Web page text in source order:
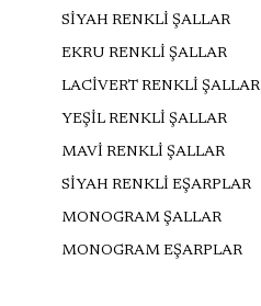
SİYAH RENKLİ ŞALLAR
EKRU RENKLİ ŞALLAR
LACİVERT RENKLİ ŞALLAR
YEŞİL RENKLİ ŞALLAR
MAVİ RENKLİ ŞALLAR
SİYAH RENKLİ EŞARPLAR
MONOGRAM ŞALLAR
MONOGRAM EŞARPLAR